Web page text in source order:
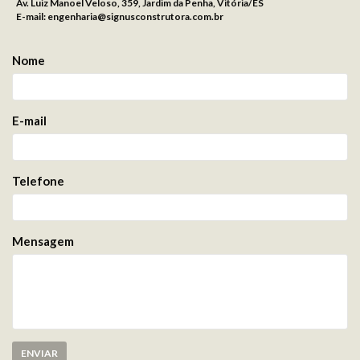
Av. Luiz Manoel Veloso, 359, Jardim da Penha, Vitória/ES
E-mail: engenharia@signusconstrutora.com.br
Nome
E-mail
Telefone
Mensagem
ENVIAR